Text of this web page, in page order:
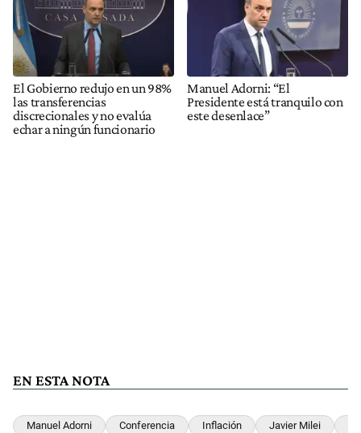
El Gobierno redujo en un 98%
las transferencias
discrecionales y no evalúa
echar a ningún funcionario
Manuel Adorni: “El
Presidente está tranquilo con
este desenlace”
EN ESTA NOTA
Manuel Adorni Conferencia Inflación Javier Milei